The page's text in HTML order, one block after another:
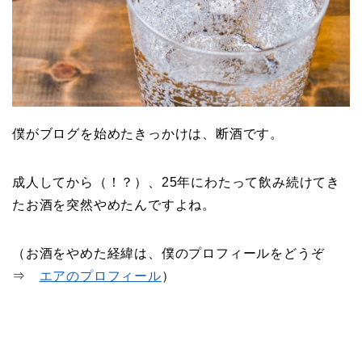
僕がブログを始めたきっかけは、断酒です。
成人してから（！？）、25年にわたって飲み続けてき
たお酒を突然やめたんですよね。
（お酒をやめた経緯は、僕のプロフィールをどうぞ
⇒ エアのプロフィール）